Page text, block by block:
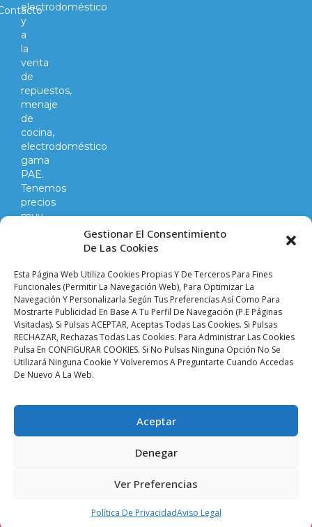
Gestionar El Consentimiento
De Las Cookies
Esta Página Web Utiliza Cookies Propias Y De Terceros Para Fines
Funcionales (permitir La Navegación Web), Para Optimizar La
Navegación Y Personalizarla Según Tus Preferencias Así Como Para
Mostrarte Publicidad En Base A Tu Perfil De Navegación (p.e Páginas
Visitadas). Si Pulsas ACEPTAR, Aceptas Todas Las Cookies. Si Pulsas
RECHAZAR, Rechazas Todas Las Cookies. Para Administrar Las Cookies
Pulsa En CONFIGURAR COOKIES. Si No Pulsas Ninguna Opción No Se
Utilizará Ninguna Cookie Y Volveremos A Preguntarte Cuando Accedas
De Nuevo A La Web.
Aceptar
Denegar
Ver Preferencias
Política De PrivacidadAviso Legal
electrodoméstico
y
a
la
venta
de
repuestos,
menaje
de
cocina,
electrodoméstico
gama
PAE.
Tenemos
precios
muy
competitivos
lo
que
hacemos
y
vendemos.
Aviso legal |
Condiciones de venta y envíos |